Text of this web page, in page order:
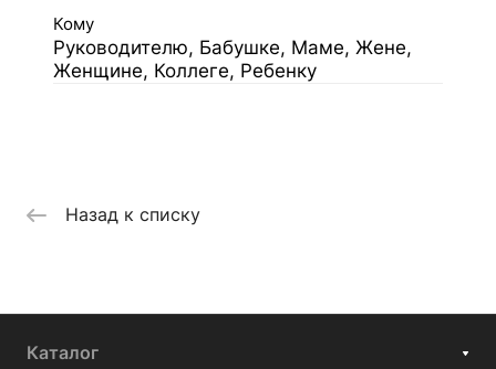
Кому
Руководителю, Бабушке, Маме, Жене,
Женщине, Коллеге, Ребенку
Назад к списку
Каталог